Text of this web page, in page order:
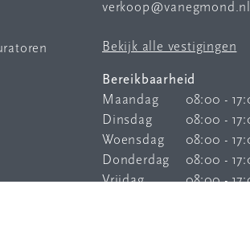
verkoop@vanegmond.nl
Bekijk alle vestigingen
Bereikbaarheid
Maandag
08:00 -
Dinsdag
08:00 -
Woensdag
08:00 -
Donderdag
08:00 -
Vrijdag
08:00 -